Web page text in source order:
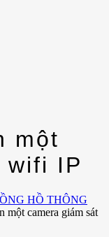
một
wifi IP
HỒ THÔNG
một camera giám sát